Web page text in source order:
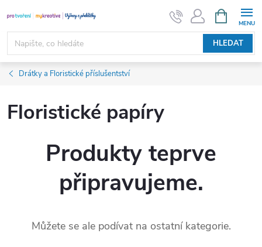
na
obsah
HLEDAT
NÁKUPNÍ
KOŠÍK
Drátky a Floristické příslušentství
Floristické papíry
Produkty teprve
připravujeme.
Můžete se ale podívat na ostatní kategorie.